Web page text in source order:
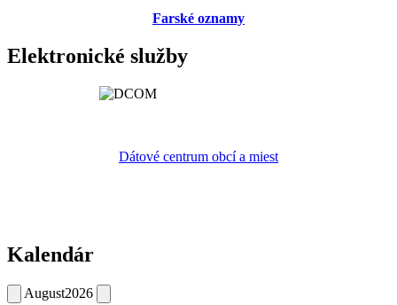
Farské oznamy
Elektronické služby
Dátové centrum obcí a miest
Kalendár
August2026